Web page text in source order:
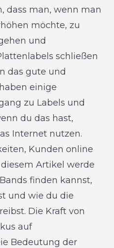
dass man, wenn man
möchte, zu
und
schließen
das gute und
einige
zu Labels und
du das hast,
Internet nutzen.
Kunden online
Artikel werde
finden kannst,
und wie du die
Die Kraft von
auf
Bedeutung der